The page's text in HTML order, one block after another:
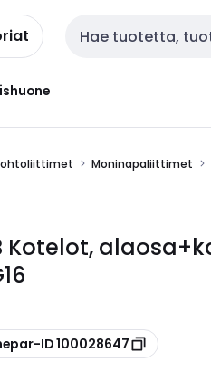
Haku
Moninapaliittimet
Kotelot,
ID 100028647